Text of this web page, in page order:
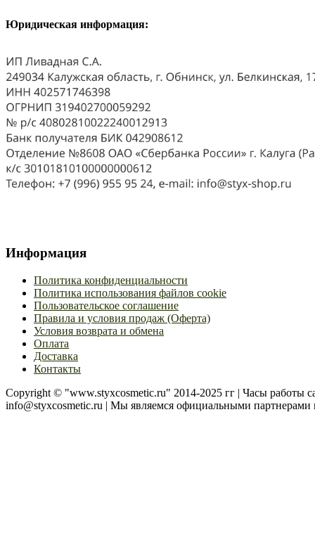
Юридическая информация:
2018-
Информация
Политика конфиденциальности
Политика использования файлов cookie
Пользовательское соглашение
Правила и условия продаж (Оферта)
Условия возврата и обмена
Оплата
Доставка
Контакты
Copyright © "www.styxcosmetic.ru" 2014-2025 гг | Часы работы
info@styxcosmetic.ru | Мы являемся официальными